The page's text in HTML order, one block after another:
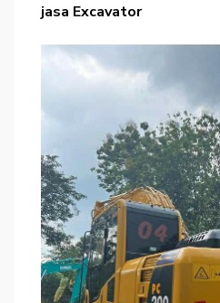
jasa Excavator